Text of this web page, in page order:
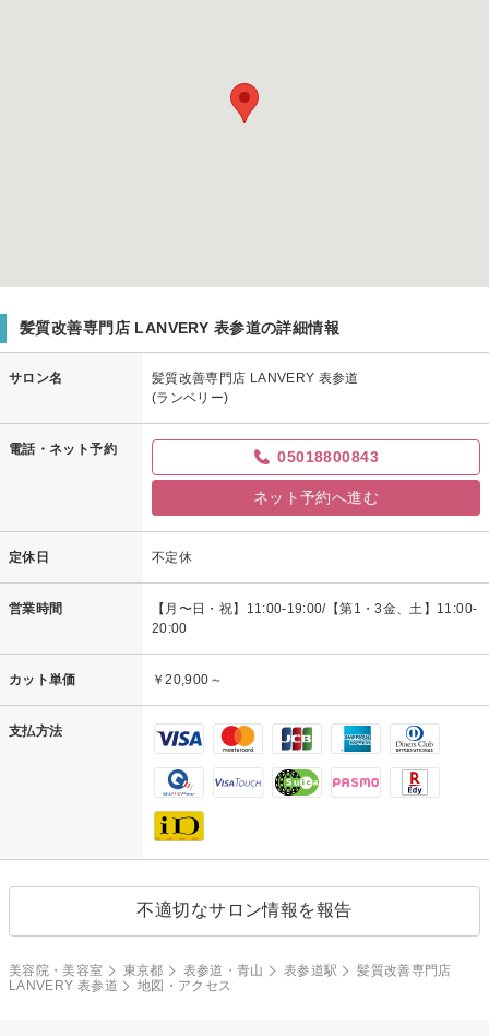
髪質改善専門店 LANVERY 表参道の詳細情報
サロン名
髪質改善専門店 LANVERY 表参道
(ランベリー)
電話・ネット予約 05018800843
ネット予約へ進む
定休日 不定休
営業時間
【月〜日・祝】11:00-19:00/【第1・3金、土】11:00-
20:00
カット単価 ￥20,900～
支払方法
不適切なサロン情報を報告
美容院・美容室 東京都 表参道・青山 表参道駅
髪質改善専門店
LANVERY 表参道
地図・アクセス